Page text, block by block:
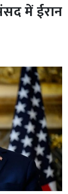
में ईरान